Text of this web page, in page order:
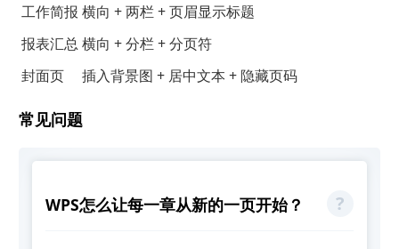
工作简报 横向 + 两栏 + 页眉显示标题
报表汇总 横向 + 分栏 + 分页符
封面页
插入背景图 + 居中文本 + 隐藏页码
常见问题
WPS怎么让每一章从新的一页开始？